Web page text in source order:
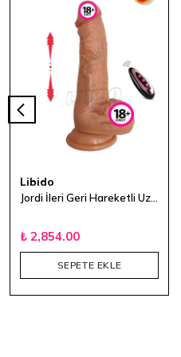
Libido
₺ 2,854.00
SEPETE EKLE